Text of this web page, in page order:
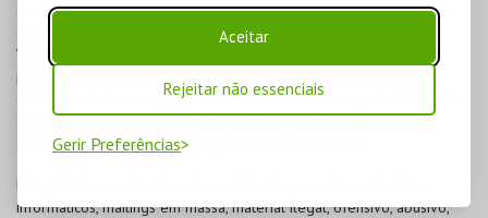
Aceitar
Rejeitar não essenciais
Gerir Preferências
compra. A Opiniões Verificadas usará os dados dos clientes única e
exclusivamente para as necessidades da solução. A Opiniões
Verificadas está estritamente proibida de comunicar a qualquer
pessoa informações pessoais ou nominativas que identifique o
cliente ou viole a sua privacidade. O cliente tem a oportunidade de
se opor à difusão desta informação para a Opiniões Verificadas
através do endereço:info@opinioes-verificadas.com
Esta plataforma não deverá ser utilizada para a troca de vírus
informáticos, mailings em massa, material ilegal, ofensivo, abusivo,